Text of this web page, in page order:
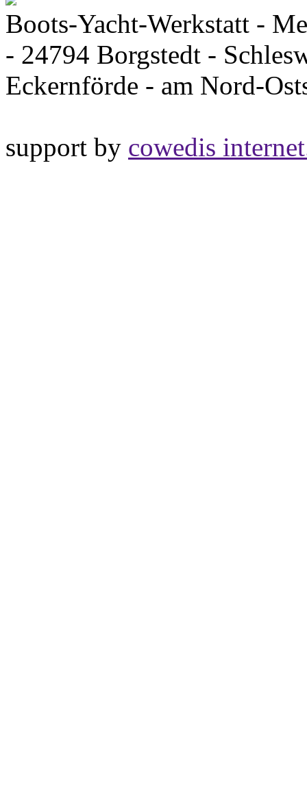
Boots-Yacht-Werkstatt -
- 24794 Borgstedt -
Eckernförde - am Nord-
support by cowedis